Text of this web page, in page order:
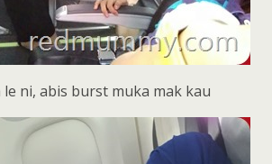
le ni, abis burst muka mak kau